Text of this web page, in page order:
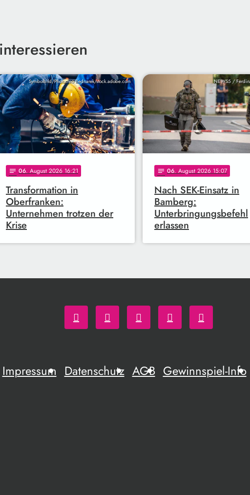
Symbolbild/Photocreo Bednarek/stock.adobe.com
notes 06. August 2026 16:21
Transformation in
Oberfranken:
Unternehmen trotzen der
Krise
NEWS5 /
notes 06. August 2026 15:07
Nach SEK-Einsatz in
Bamberg:
Unterbringungsbefehl
erlassen
Impressum Datenschutz AGB Gewinnspiel-Info